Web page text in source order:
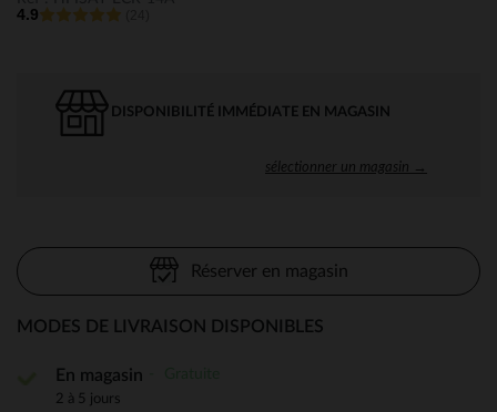
4.9
DISPONIBILITÉ IMMÉDIATE EN MAGASIN
sélectionner un magasin →
Réserver en magasin
MODES DE LIVRAISON DISPONIBLES
En magasin
2 à 5 jours